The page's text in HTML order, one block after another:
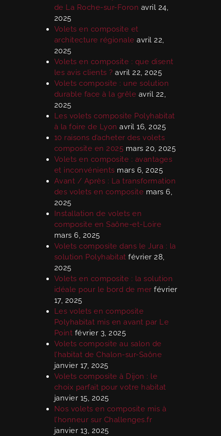
de La Roche-sur-Foron avril 24,
2025
Volets en composite et
architecture régionale avril 22,
2025
Volets en composite : que disent
les avis clients ? avril 22, 2025
Volets composite : une solution
durable face à la grêle avril 22,
2025
Les volets composite Polyhabitat
à la foire de Lyon avril 16, 2025
10 raisons d’acheter des volets
composite en 2025 mars 20, 2025
Volets en composite : avantages
et inconvénients mars 6, 2025
Avant / Après : La transformation
des volets en composite mars 6,
2025
Installation de volets en
composite en Saône-et-Loire
mars 6, 2025
Volets composite dans le Jura : la
solution Polyhabitat février 28,
2025
Volets en composite : la solution
idéale pour le bord de mer février
17, 2025
Les volets en composite
Polyhabitat mis en avant par Le
Point février 3, 2025
Volets composite au salon de
l’habitat de Chalon-sur-Saône
janvier 17, 2025
Volets composite à Dijon : le
choix parfait pour votre habitat
janvier 15, 2025
Nos volets en composite mis à
l’honneur sur Challenges.fr
janvier 13, 2025